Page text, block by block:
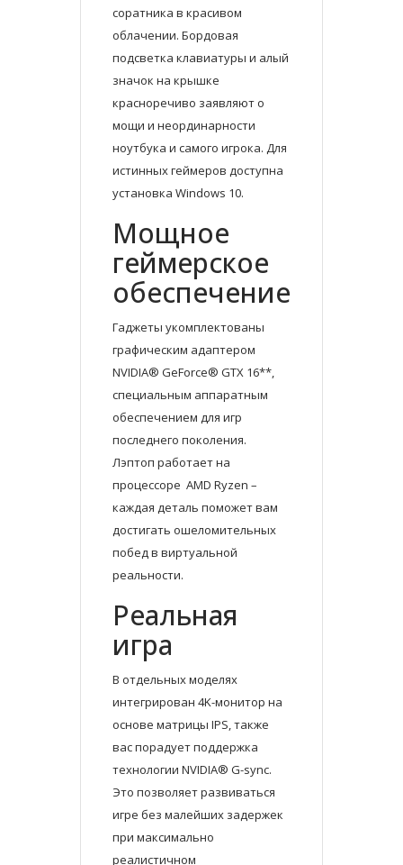
соратника в красивом
облачении. Бордовая
подсветка клавиатуры и алый
значок на крышке
красноречиво заявляют о
мощи и неординарности
ноутбука и самого игрока. Для
истинных геймеров доступна
установка Windows 10.
Мощное
геймерское
обеспечение
Гаджеты укомплектованы
графическим адаптером
NVIDIA® GeForce® GTX 16**,
специальным аппаратным
обеспечением для игр
последнего поколения.
Лэптоп работает на
процессоре AMD Ryzen –
каждая деталь поможет вам
достигать ошеломительных
побед в виртуальной
реальности.
Реальная
игра
В отдельных моделях
интегрирован 4K-монитор на
основе матрицы IPS, также
вас порадует поддержка
технологии NVIDIA® G-sync.
Это позволяет развиваться
игре без малейших задержек
при максимально
реалистичном